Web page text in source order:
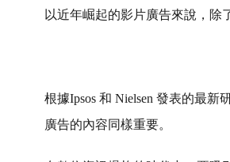
以近年崛起的影片廣告來說，除
根據Ipsos 和 Nielsen 發表的最
廣告的內容同樣重要。